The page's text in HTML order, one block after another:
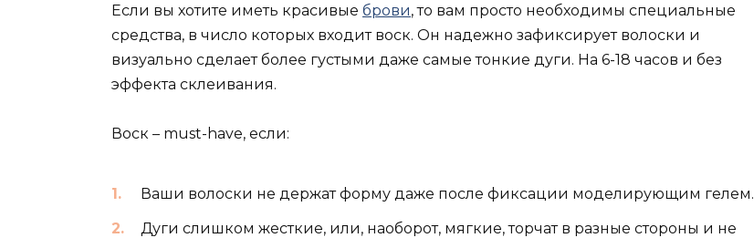
Если вы хотите иметь красивые брови, то вам просто необходимы специальные
средства, в число которых входит воск. Он надежно зафиксирует волоски и
визуально сделает более густыми даже самые тонкие дуги. На 6-18 часов и без
эффекта склеивания.
Воск – must-have, если:
Ваши волоски не держат форму даже после фиксации моделирующим гелем.
Дуги слишком жесткие, или, наоборот, мягкие, торчат в разные стороны и не